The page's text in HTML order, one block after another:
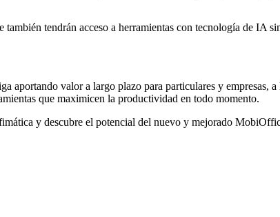
tendrán acceso a herramientas con tecnología de IA
valor a largo plazo para particulares y empresas,
que maximicen la productividad en todo momento.
y descubre el potencial del nuevo y mejorado